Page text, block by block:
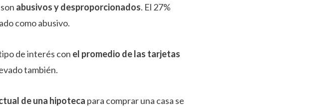
abusivos y desproporcionados. El 27%
como abusivo.
de interés con el promedio de las tarjetas
también.
de una hipoteca para comprar una casa se